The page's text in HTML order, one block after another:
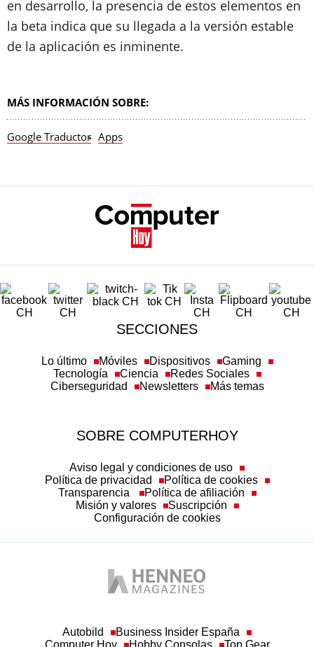
en desarrollo, la presencia de estos elementos en
la beta indica que su llegada a la versión estable
de la aplicación es inminente.
MÁS INFORMACIÓN SOBRE:
Google Traductor Apps
SECCIONES
Lo último Móviles Dispositivos
Gaming
Tecnología
Ciencia
Redes Sociales
Ciberseguridad
Newsletters Más temas
SOBRE COMPUTERHOY
Aviso legal y condiciones de uso
Política de privacidad
Política de cookies
Transparencia
Política de afiliación
Misión y valores
Suscripción
Configuración de cookies
Autobild
Business Insider España